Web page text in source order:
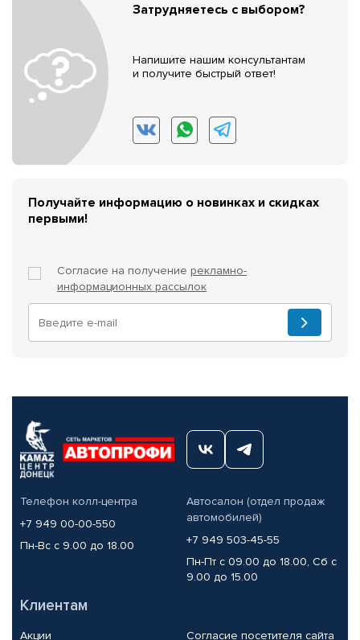
Затрудняетесь с выбором?
Напишите нашим консультантам
и получите быстрый ответ!
Получайте информацию о новинках и скидках
первыми!
Согласие на получение рекламно-
информационных рассылок
Телефон колл-центра
+7 949 00-00-550
Пн-Вс с 9.00 до 18.00
Автосалон (отдел продаж
автомобилей)
+7 949 503-45-55
Пн-Пт с 09.00 до 18.00, Сб с
9.00 до 15.00
Клиентам
Акции Согласие посетителя сайта